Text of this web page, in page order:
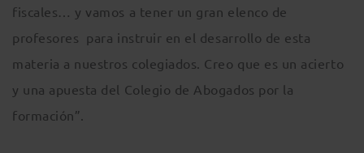
fiscales… y vamos a tener un gran elenco de
profesores para instruir en el desarrollo de esta
materia a nuestros colegiados. Creo que es un acierto
y una apuesta del Colegio de Abogados por la
formación”.